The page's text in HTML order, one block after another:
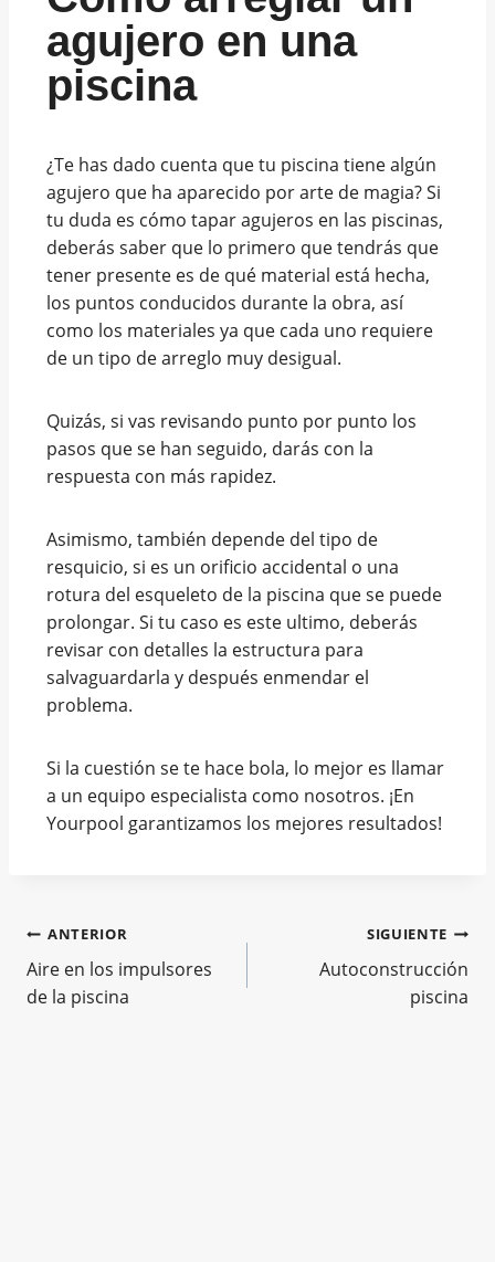
agujero en una
piscina
¿Te has dado cuenta que tu piscina tiene algún
agujero que ha aparecido por arte de magia? Si
tu duda es cómo tapar agujeros en las piscinas,
deberás saber que lo primero que tendrás que
tener presente es de qué material está hecha,
los puntos conducidos durante la obra, así
como los materiales ya que cada uno requiere
de un tipo de arreglo muy desigual.
Quizás, si vas revisando punto por punto los
pasos que se han seguido, darás con la
respuesta con más rapidez.
Asimismo, también depende del tipo de
resquicio, si es un orificio accidental o una
rotura del esqueleto de la piscina que se puede
prolongar. Si tu caso es este ultimo, deberás
revisar con detalles la estructura para
salvaguardarla y después enmendar el
problema.
Si la cuestión se te hace bola, lo mejor es llamar
a un equipo especialista como nosotros. ¡En
Yourpool garantizamos los mejores resultados!
ANTERIOR
Aire en los impulsores
de la piscina
SIGUIENTE
Autoconstrucción
piscina